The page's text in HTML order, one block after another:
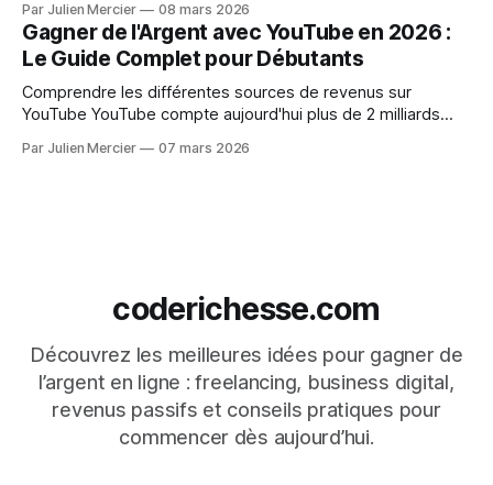
revenus significatifs grâce à un simple site web et une
stratégie de contenu bien pensée. Ce qui a
Par Julien Mercier 08 mars 2026
Gagner de l'Argent avec YouTube en 2026 :
Le Guide Complet pour Débutants
Comprendre les différentes sources de revenus sur
YouTube YouTube compte aujourd'hui plus de 2 milliards
500 heures de vidéos sont mises en ligne. Derrière ces
Par Julien Mercier 07 mars 2026
coderichesse.com
Découvrez les meilleures idées pour gagner de
l’argent en ligne : freelancing, business digital,
revenus passifs et conseils pratiques pour
commencer dès aujourd’hui.